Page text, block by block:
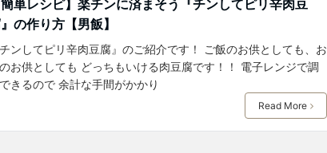
簡単レシピ】楽チンに済まそう『チンしてピリ辛肉豆
の作り方【男飯】
チンしてピリ辛肉豆腐』のご紹介です！ ご飯のお供としても、お
お供としても どっちもいける肉豆腐です！！ 電子レンジで調
きるので 余計な手間がかかり
Read More